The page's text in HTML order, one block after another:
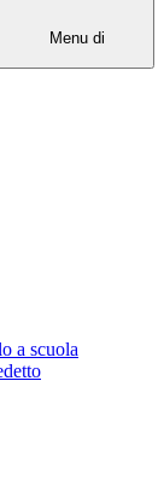
Menu di
a scuola